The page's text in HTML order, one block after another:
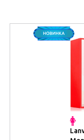
вынудило ее работать
Fedix. В 18-ти летнем
заказами и перед ней
быстро Жанне удалось
ведь в то время шляпка
гардероба, а шляпки
дизайном и
достаточным
и арендовала там две
прославленной
шляпный бутик Jeanne
границы. Именно Lanvin